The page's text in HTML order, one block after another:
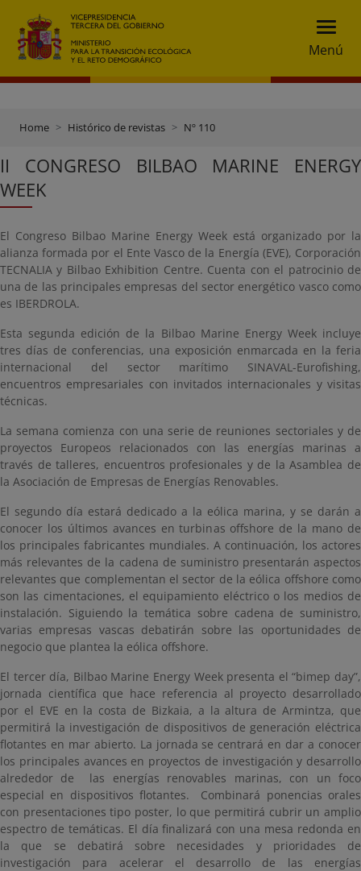
Menú
Home Histórico de revistas Nº 110
II CONGRESO BILBAO MARINE ENERGY
WEEK
El Congreso Bilbao Marine Energy Week está organizado por la
alianza formada por el Ente Vasco de la Energía (EVE), Corporación
TECNALIA y Bilbao Exhibition Centre. Cuenta con el patrocinio de
una de las principales empresas del sector energético vasco como
es IBERDROLA.
Esta segunda edición de la Bilbao Marine Energy Week incluye
tres días de conferencias, una exposición enmarcada en la feria
internacional del sector marítimo SINAVAL-Eurofishing,
encuentros empresariales con invitados internacionales y visitas
técnicas.
La semana comienza con una serie de reuniones sectoriales y de
proyectos Europeos relacionados con las energías marinas a
través de talleres, encuentros profesionales y de la Asamblea de
la Asociación de Empresas de Energías Renovables.
El segundo día estará dedicado a la eólica marina, y se darán a
conocer los últimos avances en turbinas offshore de la mano de
los principales fabricantes mundiales. A continuación, los actores
más relevantes de la cadena de suministro presentarán aspectos
relevantes que complementan el sector de la eólica offshore como
son las cimentaciones, el equipamiento eléctrico o los medios de
instalación. Siguiendo la temática sobre cadena de suministro,
varias empresas vascas debatirán sobre las oportunidades de
negocio que plantea la eólica offshore.
El tercer día, Bilbao Marine Energy Week presenta el “bimep day”,
jornada científica que hace referencia al proyecto desarrollado
por el EVE en la costa de Bizkaia, a la altura de Armintza, que
permitirá la investigación de dispositivos de generación eléctrica
flotantes en mar abierto. La jornada se centrará en dar a conocer
los principales avances en proyectos de investigación y desarrollo
alrededor de las energías renovables marinas, con un foco
especial en dispositivos flotantes. Combinará ponencias orales
con presentaciones tipo poster, lo que permitirá cubrir un amplio
espectro de temáticas. El día finalizará con una mesa redonda en
la que se debatirá sobre necesidades y prioridades de
investigación para acelerar el desarrollo de las energías